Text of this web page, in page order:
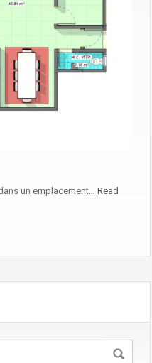
un emplacement… Read